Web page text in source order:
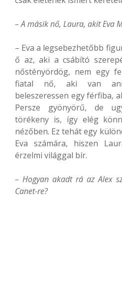
– A másik nő, Laura, akit Eva
– Eva a legsebezhetőbb
ő az, aki a csábító
nőstényördög, nem egy
fiatal nő, aki van
beleszeressen egy férfiba,
Persze gyönyörű, de
törékeny is, így elég
nézőben. Ez tehát egy
Eva számára, hiszen
érzelmi világgal bír.
– Hogyan akadt rá az Alex
Canet-re?